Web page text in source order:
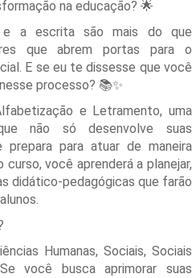
na educação? 🌟
e a escrita são mais do que
que abrem portas para o
E se eu te dissesse que você
processo? 📚✨
e Letramento, uma
não só desenvolve suas
prepara para atuar de maneira
você aprenderá a planejar,
didático-pedagógicas que farão
Humanas, Sociais, Sociais
você busca aprimorar suas